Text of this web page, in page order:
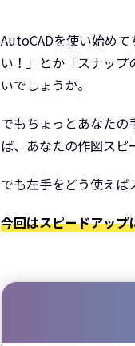
AutoCADを使い始め
い！」とか「スナッ
いでしょうか。
でもちょっとあなた
ば、あなたの作図スピ
でも左手をどう使え
今回はスピードアッ